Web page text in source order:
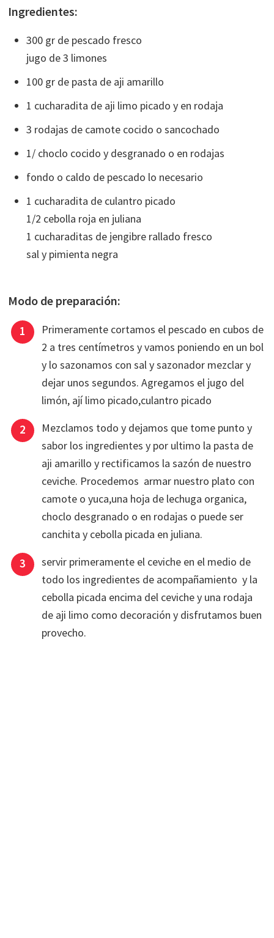
Ingredientes:
300 gr de pescado fresco
jugo de 3 limones
100 gr de pasta de aji amarillo
1 cucharadita de aji limo picado y en rodaja
3 rodajas de camote cocido o sancochado
1/ choclo cocido y desgranado o en rodajas
fondo o caldo de pescado lo necesario
1 cucharadita de culantro picado
1/2 cebolla roja en juliana
1 cucharaditas de jengibre rallado fresco
sal y pimienta negra
Modo de preparación:
Primeramente cortamos el pescado en cubos de
2 a tres centímetros y vamos poniendo en un bol
y lo sazonamos con sal y sazonador mezclar y
dejar unos segundos. Agregamos el jugo del
limón, ají limo picado,culantro picado
Mezclamos todo y dejamos que tome punto y
sabor los ingredientes y por ultimo la pasta de
aji amarillo y rectificamos la sazón de nuestro
ceviche. Procedemos armar nuestro plato con
camote o yuca,una hoja de lechuga organica,
choclo desgranado o en rodajas o puede ser
canchita y cebolla picada en juliana.
servir primeramente el ceviche en el medio de
todo los ingredientes de acompañamiento y la
cebolla picada encima del ceviche y una rodaja
de aji limo como decoración y disfrutamos buen
provecho.